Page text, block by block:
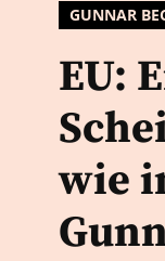
GUNNAR
EU:
wie